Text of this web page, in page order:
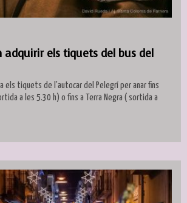
adquirir els tiquets del bus del
els tiquets de l'autocar del Pelegrí per anar fins
a les 5.30 h) o fins a Terra Negra ( sortida a